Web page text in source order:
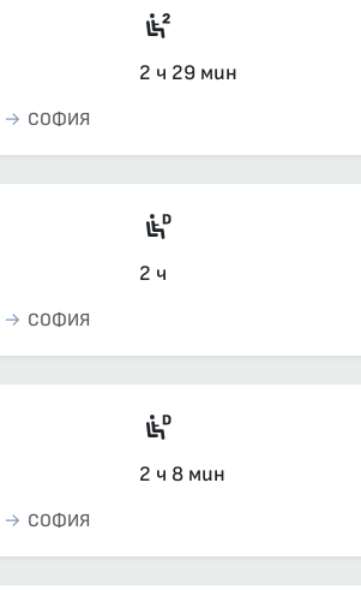
Седящи места,
2 ч 29 мин
СОФИЯ
2 ч
СОФИЯ
2 ч 8 мин
СОФИЯ